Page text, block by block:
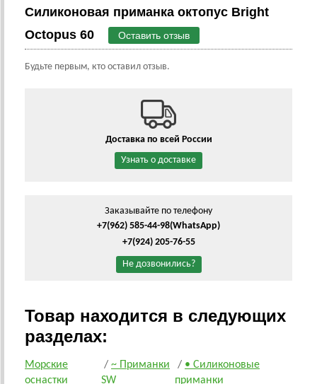
Силиконовая приманка октопус Bright
Octopus 60
Оставить отзыв
Будьте первым, кто оставил отзыв.
Доставка по всей России
Узнать о доставке
Заказывайте по телефону
+7(962) 585-44-98(WhatsApp)
+7(924) 205-76-55
Не дозвонились?
Товар находится в следующих
разделах:
Морские
оснастки
/ ~ Приманки
SW
/ • Силиконовые
приманки